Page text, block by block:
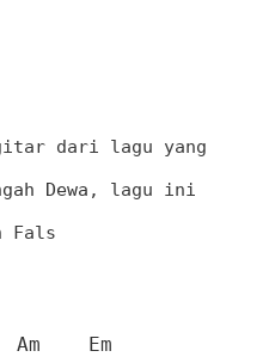
dari lagu yang
Dewa , lagu ini
Fals
Em